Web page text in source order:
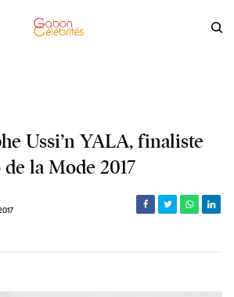
Ussi’n YALA, finaliste
la Mode 2017